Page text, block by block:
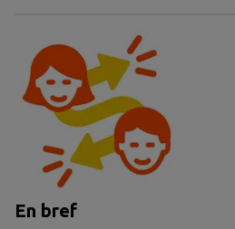
En bref